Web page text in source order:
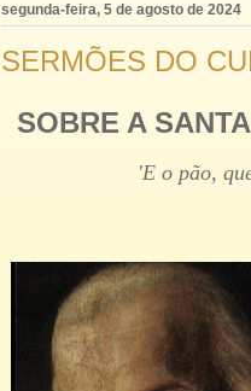
segunda-feira, 5 de agosto de 2024
SERMÕES DO
SOBRE A
'E o pão,